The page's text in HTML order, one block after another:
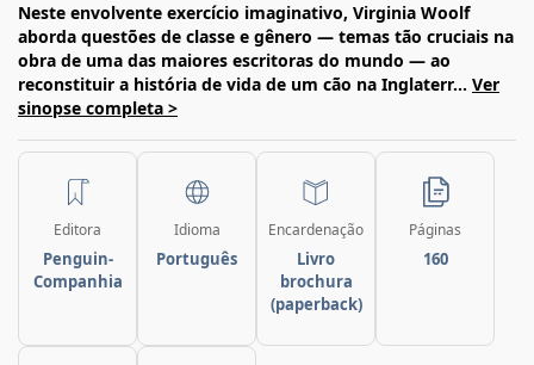
Neste envolvente exercício imaginativo, Virginia Woolf
aborda questões de classe e gênero — temas tão cruciais na
obra de uma das maiores escritoras do mundo — ao
reconstituir a história de vida de um cão na Inglaterr... Ver
sinopse completa >
Editora
Penguin-
Companhia
Idioma
Português
Encardenação
Livro
brochura
(paperback)
Páginas
160